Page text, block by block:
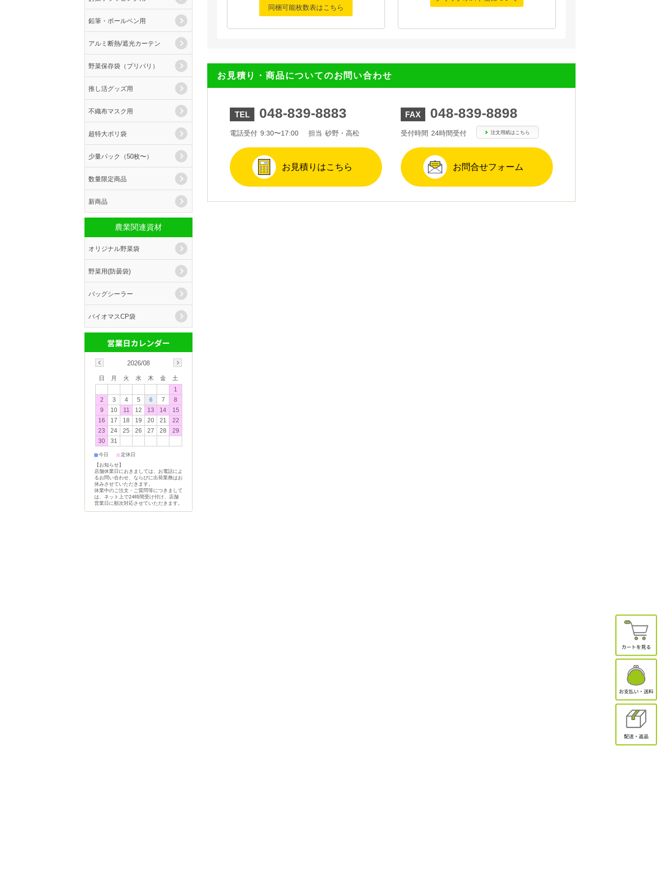
同梱可能枚数表はこちら
お見積り・商品についてのお問い合わせ
TEL 048-839-8883
電話受付 9:30〜17:00 担当 砂野・高松
お見積りはこちら
FAX 048-839-8898
受付時間 24時間受付 注文用紙はこちら
お問合せフォーム
鉛筆・ボールペン用
アルミ断熱/遮光カーテン
野菜保存袋（プリパリ）
推し活グッズ用
不織布マスク用
超特大ポリ袋
少量パック（50枚〜）
数量限定商品
新商品
農業関連資材
オリジナル野菜袋
野菜用(防曇袋)
バッグシーラー
バイオマスCP袋
2026/08
日 月 火 水 木 金
土
1
2
3 4 5 6 7
8
9
10 11 12 13 14
15
16
17 18 19 20 21
22
23
24 25 26 27 28
29
30
31
■今日 ■定休日
【お知らせ】
店舗休業日におきましては、お電話によ
るお問い合わせ、ならびに出荷業務はお
休みさせていただきます。
休業中のご注文・ご質問等につきまして
は、ネット上で24時間受け付け、店舗
営業日に順次対応させていただきます。